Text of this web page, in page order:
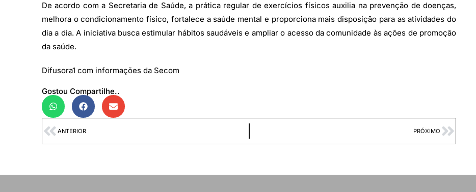
De acordo com a Secretaria de Saúde, a prática regular de exercícios físicos auxilia na prevenção de doenças,
melhora o condicionamento físico, fortalece a saúde mental e proporciona mais disposição para as atividades do
dia a dia. A iniciativa busca estimular hábitos saudáveis e ampliar o acesso da comunidade às ações de promoção
da saúde.
Difusora1 com informações da Secom
Gostou Compartilhe..
ANTERIOR PRÓXIMO